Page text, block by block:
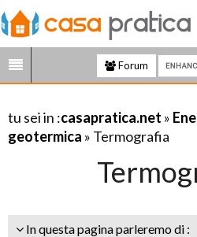
Forum
tu sei in :casapratica.net »
geotermica » Termografia
In questa pagina parleremo di :